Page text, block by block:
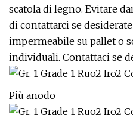
scatola di legno. Evitare
di contattarci se
impermeabile su pallet o
individuali. Contattaci se
Più anodo